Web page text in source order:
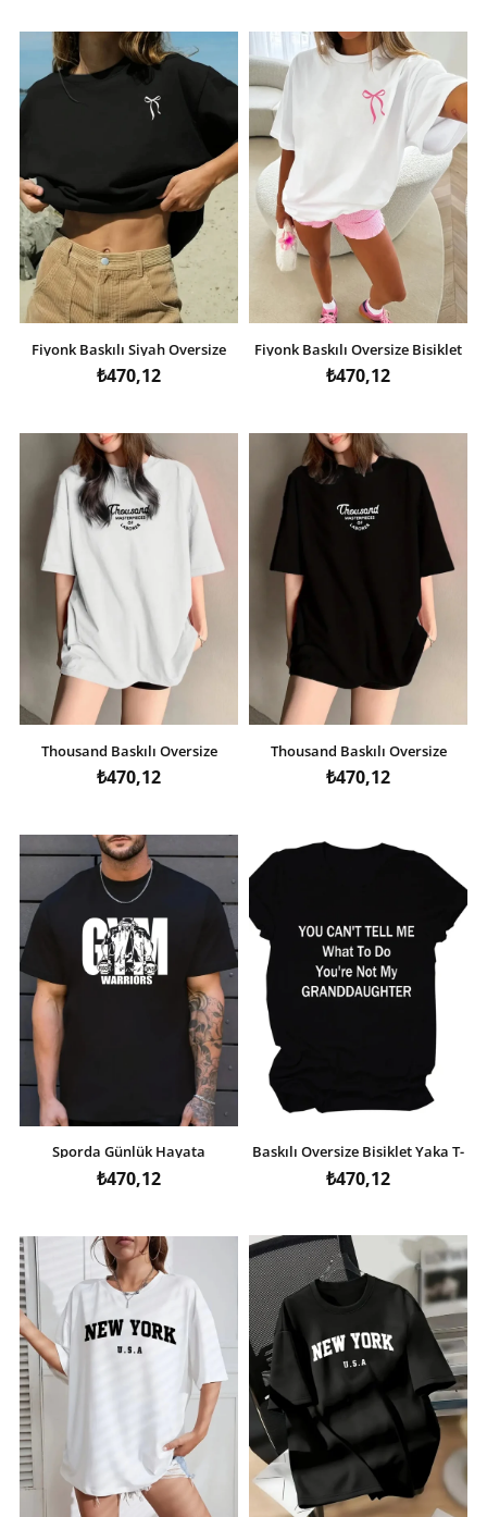
Fiyonk Baskılı Siyah Oversize
Unisex T-shirt- Siyah
₺470,12
Fiyonk Baskılı Oversize Bisiklet
Yaka T-shirt - Beyaz
₺470,12
Thousand Baskılı Oversize
Bisiklet Yaka T-shirt - Beyaz
₺470,12
Thousand Baskılı Oversize
Bisiklet Yaka T-shirt - Siyah
₺470,12
Sporda Günlük Hayata
Giyilebilir GYM Baskılı Oversize
Bisiklet Yaka Erkek T-shirt -
₺470,12
Baskılı Oversize Bisiklet Yaka T-
shirt - Siyah
₺470,12